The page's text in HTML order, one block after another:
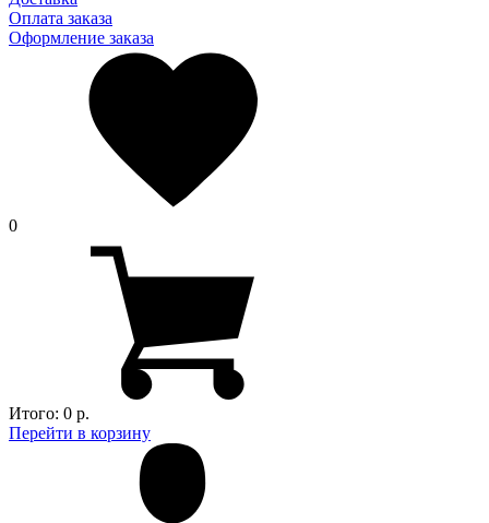
Оплата заказа
Оформление заказа
0
Итого: 0 р.
Перейти в корзину